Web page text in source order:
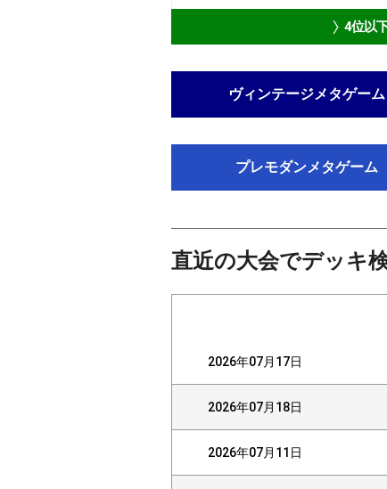
4位以
ヴィンテージメタゲーム
プレモダンメタゲーム
直近の大会でデッキ
2026年07月17日
2026年07月18日
2026年07月11日